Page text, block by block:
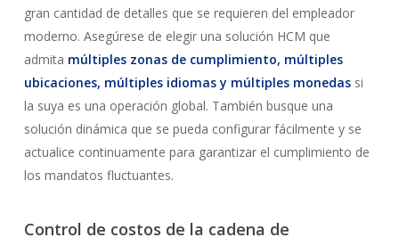
gran cantidad de detalles que se requieren del empleador
moderno. Asegúrese de elegir una solución HCM que
admita múltiples zonas de cumplimiento, múltiples
ubicaciones, múltiples idiomas y múltiples monedassi
la suya es una operación global. También busque una
solución dinámica que se pueda configurar fácilmente y se
actualice continuamente para garantizar el cumplimiento de
los mandatos fluctuantes.
Control de costos de la cadena de